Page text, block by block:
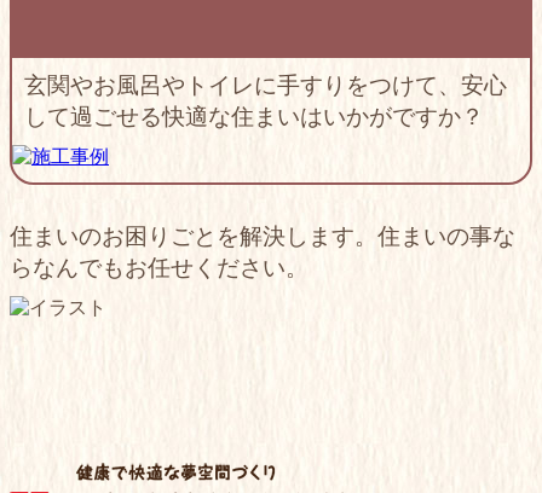
玄関やお風呂やトイレに手すりをつけて、安心
して過ごせる快適な住まいはいかがですか？
住まいのお困りごとを解決します。住まいの事な
らなんでもお任せください。